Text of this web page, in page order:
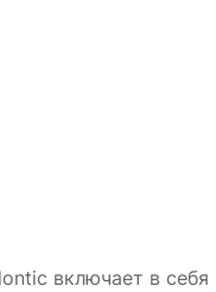
включает в